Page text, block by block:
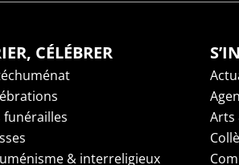
CÉLÉBRER
funérailles
& interreligieux
Arts